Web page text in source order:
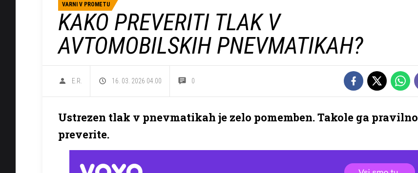
VARNI V PROMETU
KAKO PREVERITI TLAK V
AVTOMOBILSKIH PNEVMATIKAH?
E.R. 16. 03. 2026 04.00 0
Ustrezen tlak v pnevmatikah je zelo pomemben. Takole ga pravilno
preverite.